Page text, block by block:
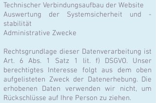
Technischer Verbindungsaufbau der Website
Auswertung der Systemsicherheit und -
stabilität
Administrative Zwecke
Rechtsgrundlage dieser Datenverarbeitung ist
Art. 6 Abs. 1 Satz 1 lit. f) DSGVO. Unser
berechtigtes Interesse folgt aus dem oben
aufgelisteten Zweck der Datenerhebung. Die
erhobenen Daten verwenden wir nicht, um
Rückschlüsse auf Ihre Person zu ziehen.